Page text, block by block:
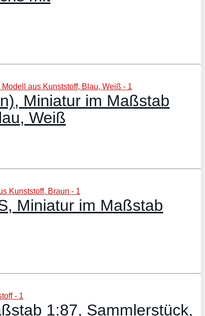
Miniatur im Maßstab
Weiß
Miniatur im Maßstab
1:87, Sammlerstück,